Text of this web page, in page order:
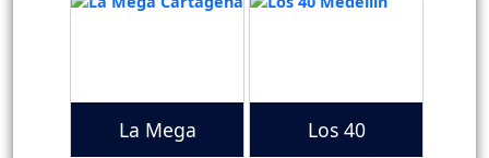
La Mega Los 40